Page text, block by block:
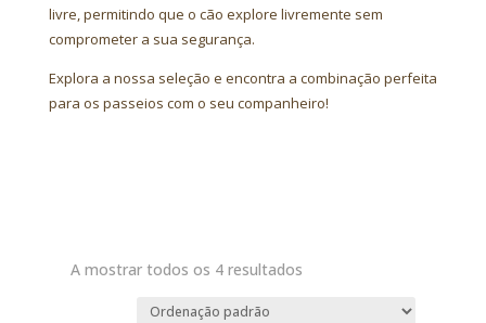
livre, permitindo que o cão explore livremente sem
comprometer a sua segurança.
Explora a nossa seleção e encontra a combinação perfeita
para os passeios com o seu companheiro!
A mostrar todos os 4 resultados